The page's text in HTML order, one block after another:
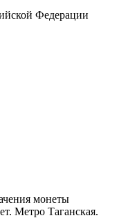
Федерации
монеты
Метро Таганская.